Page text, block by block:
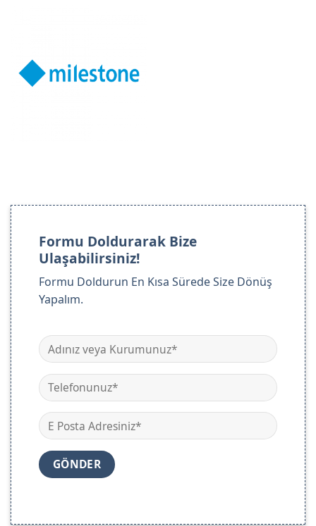
Formu Doldurarak Bize
Ulaşabilirsiniz!
Formu Doldurun En Kısa Sürede Size Dönüş
Yapalım.